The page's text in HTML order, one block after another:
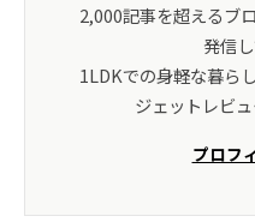
2,000記事を超えるブ
発信
1LDKでの身軽な暮ら
ジェットレビ
プロフ